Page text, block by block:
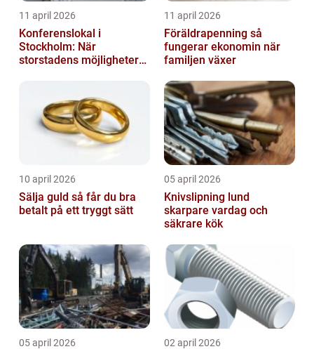
11 april 2026
Konferenslokal i
Stockholm: När
storstadens möjligheter
11 april 2026
Föräldrapenning så
fungerar ekonomin när
familjen växer
10 april 2026
Sälja guld så får du bra
betalt på ett tryggt sätt
05 april 2026
Knivslipning lund
skarpare vardag och
säkrare kök
05 april 2026 02 april 2026